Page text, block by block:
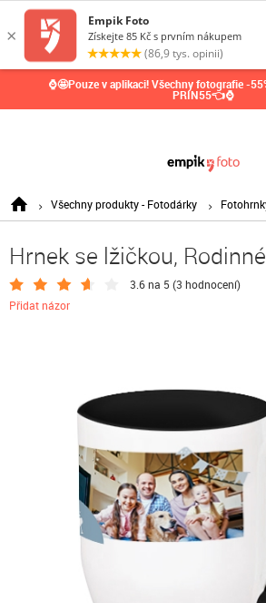
⌚🤩Pouze v aplikaci! Všechny fotografie -
PRIN55👈⌚
Všechny produkty - Fotodárky
Hrnek se lžičkou,
3.6 na 5 (3 hodnocení)
Přidat názor